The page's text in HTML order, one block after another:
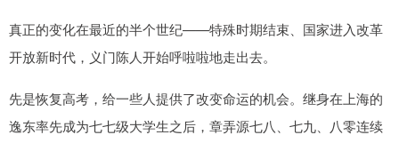
真正的变化在最近的半个世纪——特殊时期结束、国家进入改革
开放新时代，义门陈人开始呼啦啦地走出去。
先是恢复高考，给一些人提供了改变命运的机会。继身在上海的
逸东率先成为七七级大学生之后，章弄源七八、七九、八零连续